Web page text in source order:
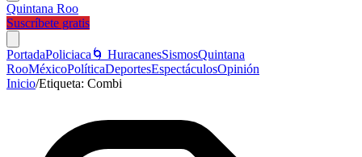
Quintana Roo
Suscríbete gratis
PortadaPoliciaca 🌀 HuracanesSismosQuintana
RooMéxicoPolíticaDeportesEspectáculosOpinión
Inicio/Etiqueta: Combi